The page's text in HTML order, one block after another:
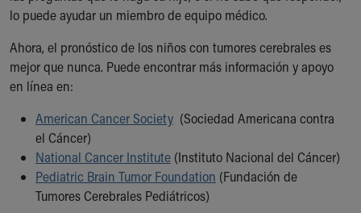
lo puede ayudar un miembro de equipo médico.
Ahora, el pronóstico de los niños con tumores cerebrales es
mejor que nunca. Puede encontrar más información y apoyo
en línea en:
American Cancer Society (Sociedad Americana contra
el Cáncer)
National Cancer Institute (Instituto Nacional del Cáncer)
Pediatric Brain Tumor Foundation (Fundación de
Tumores Cerebrales Pediátricos)